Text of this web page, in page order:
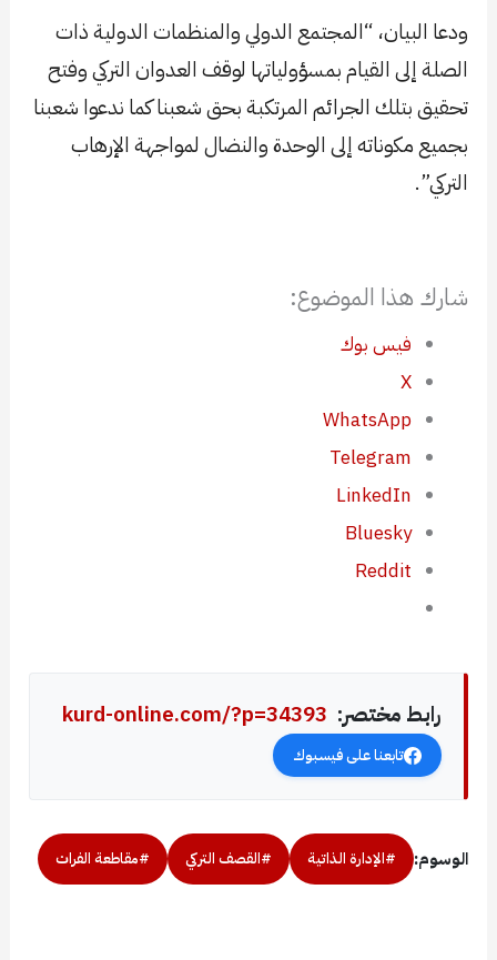
ودعا البيان، “المجتمع الدولي والمنظمات الدولية ذات
الصلة إلى القيام بمسؤولياتها لوقف العدوان التركي وفتح
تحقيق بتلك الجرائم المرتكبة بحق شعبنا كما ندعوا شعبنا
بجميع مكوناته إلى الوحدة والنضال لمواجهة الإرهاب
التركي”.
شارك هذا الموضوع:
فيس بوك
X
WhatsApp
Telegram
LinkedIn
Bluesky
Reddit
رابط مختصر: kurd-online.com/?p=34393
تابعنا على فيسبوك
الوسوم: #الإدارة الذاتية #القصف التركي #مقاطعة الفرات